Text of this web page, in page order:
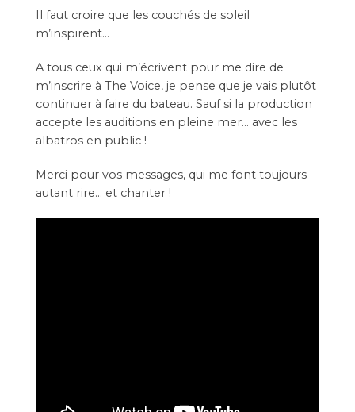
Il faut croire que les couchés de soleil
m’inspirent…
A tous ceux qui m’écrivent pour me dire de
m’inscrire à The Voice, je pense que je vais plutôt
continuer à faire du bateau. Sauf si la production
accepte les auditions en pleine mer… avec les
albatros en public !
Merci pour vos messages, qui me font toujours
autant rire… et chanter !